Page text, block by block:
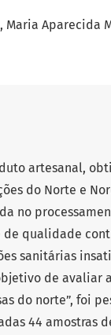
Maria Aparecida
artesanal,
do Norte e
no
qualidade
sanitárias
de avaliar
do norte”, foi
44 amostras